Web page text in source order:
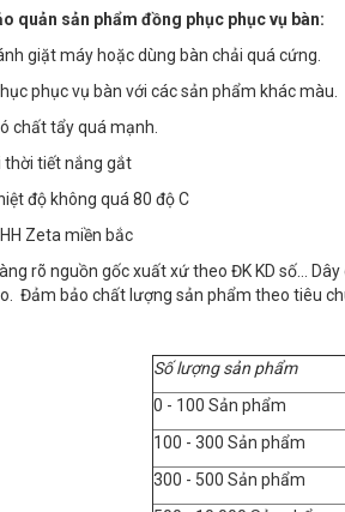
quản sản phẩm đồng phục phục vụ bàn:
giặt máy hoặc dùng bàn chải quá cứng.
phục vụ bàn với các sản phẩm khác màu.
chất tẩy quá mạnh.
thời tiết nắng gắt
độ không quá 80 độ C
Zeta miền bắc
rõ nguồn gốc xuất xứ theo ĐK KD số…
Đảm bảo chất lượng sản phẩm theo tiêu
Số lượng sản phẩm
0 - 100 Sản phẩm
100 - 300 Sản phẩm
300 - 500 Sản phẩm